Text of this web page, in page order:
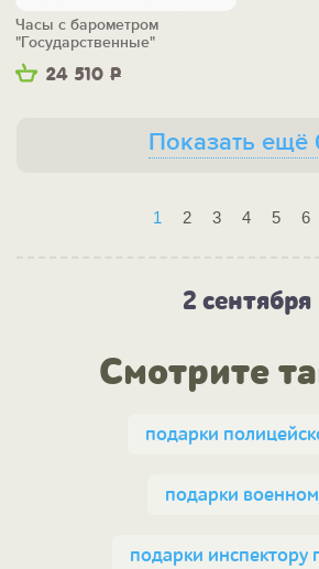
24 510 Р
Часы с барометром
"Государственные"
Показать ещё
1 2 3 4 5 6
2 сентября
Смотрите
подарки
подарки
подарки инспектору